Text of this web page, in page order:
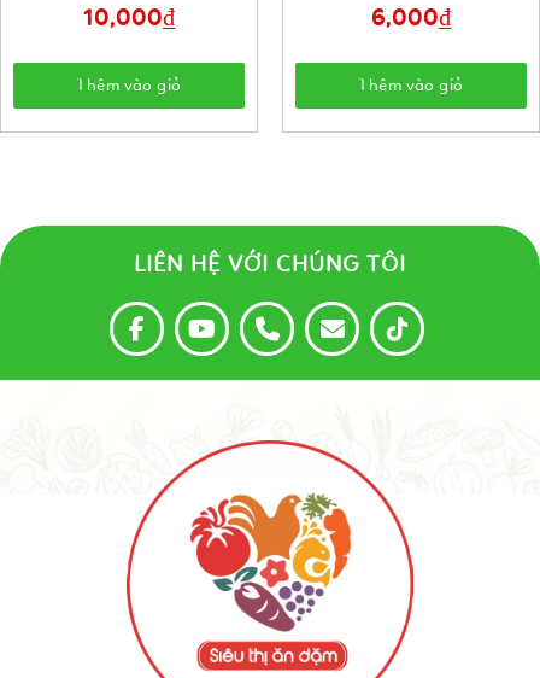
10,000₫
Thêm vào giỏ
6,000₫
Thêm vào giỏ
LIÊN HỆ VỚI CHÚNG TÔI